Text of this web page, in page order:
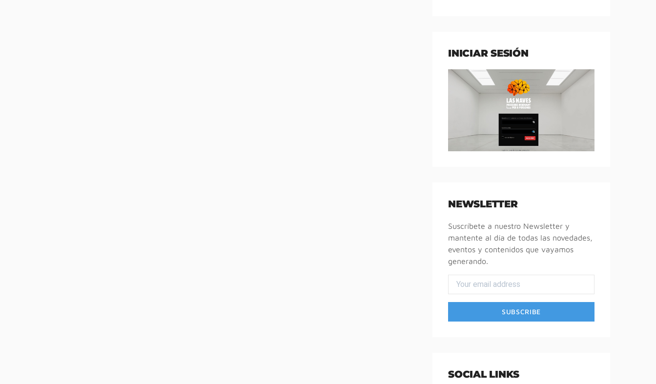
INICIAR SESIÓN
NEWSLETTER
Suscríbete a nuestro Newsletter y
mantente al día de todas las novedades,
eventos y contenidos que vayamos
generando.
SOCIAL LINKS